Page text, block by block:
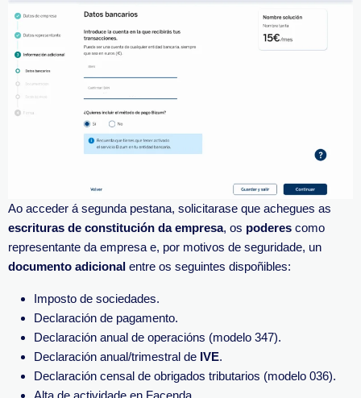
Ao acceder á segunda pestana, solicitarase que achegues as
escrituras de constitución da empresa, os poderes como
representante da empresa e, por motivos de seguridade, un
documento adicional entre os seguintes dispoñibles:
Imposto de sociedades.
Declaración de pagamento.
Declaración anual de operacións (modelo 347).
Declaración anual/trimestral de IVE.
Declaración censal de obrigados tributarios (modelo 036).
Alta de actividade en Facenda.